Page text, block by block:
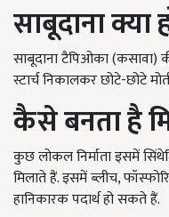
साबूदाना क्या
साबूदाना टैपिओका (कसावा)
स्टार्च निकालकर छोटे-छोटे
कैसे बनता है
कुछ लोकल निर्माता इसमें
मिलाते हैं. इसमें ब्लीच,
हानिकारक पदार्थ हो सकते हैं.